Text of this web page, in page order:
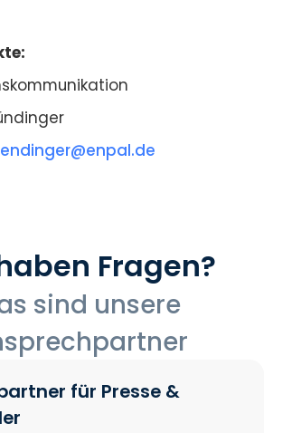
Fragen?
sind unsere
für Presse &